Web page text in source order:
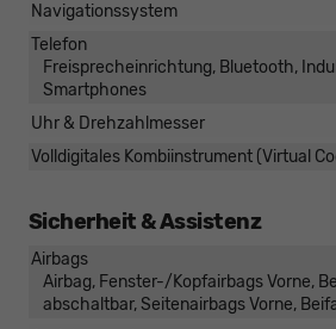
Navigationssystem
Telefon
Freisprecheinrichtung, Bluetooth,
Smartphones
Uhr & Drehzahlmesser
Volldigitales Kombiinstrument (Virtual
Sicherheit & Assistenz
Airbags
Airbag, Fenster-/Kopfairbags Vorne,
abschaltbar, Seitenairbags Vorne,